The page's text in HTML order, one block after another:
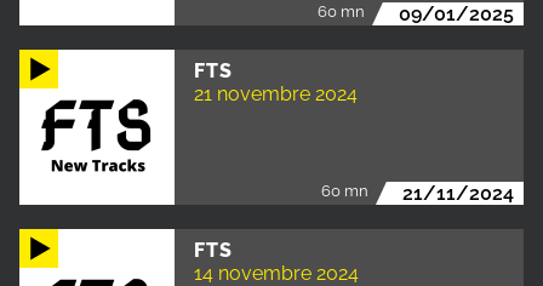
60 mn 09/01/2025
FTS
21 novembre 2024
60 mn 21/11/2024
FTS
14 novembre 2024